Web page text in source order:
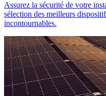
Assurez la sécurité de votre
sélection des meilleurs
incontournables.